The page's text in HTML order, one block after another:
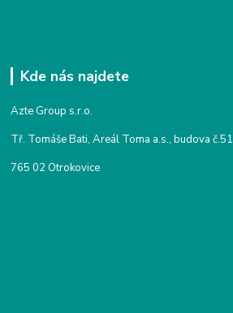
Kde nás najdete
Azte Group s.r.o.
Tř. Tomáše Bati, Areál Toma a.s., budova č.51
765 02 Otrokovice